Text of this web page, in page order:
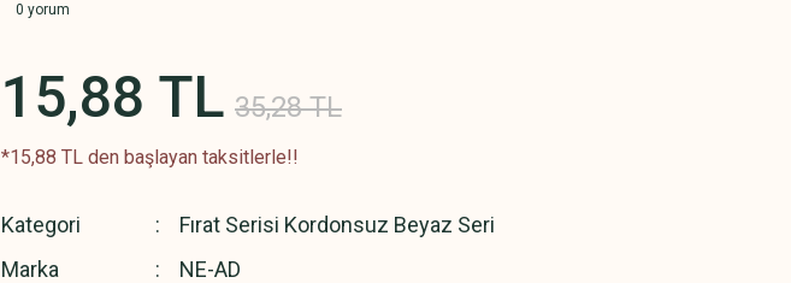
0 yorum
15,88 TL 35,28 TL
*15,88 TL den başlayan taksitlerle!!
Kategori
Fırat Serisi Kordonsuz Beyaz Seri
Marka
NE-AD